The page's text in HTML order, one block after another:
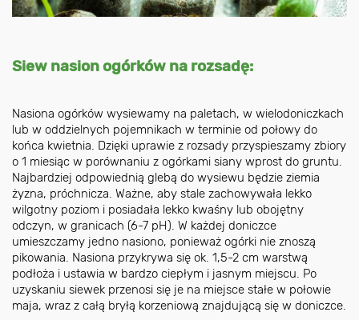
Siew nasion ogórków na rozsadę:
Nasiona ogórków wysiewamy na paletach, w wielodoniczkach
lub w oddzielnych pojemnikach w terminie od połowy do
końca kwietnia. Dzięki uprawie z rozsady przyspieszamy zbiory
o 1 miesiąc w porównaniu z ogórkami siany wprost do gruntu.
Najbardziej odpowiednią glebą do wysiewu będzie ziemia
żyzna, próchnicza. Ważne, aby stale zachowywała lekko
wilgotny poziom i posiadała lekko kwaśny lub obojętny
odczyn, w granicach (6-7 pH). W każdej doniczce
umieszczamy jedno nasiono, ponieważ ogórki nie znoszą
pikowania. Nasiona przykrywa się ok. 1,5-2 cm warstwą
podłoża i ustawia w bardzo ciepłym i jasnym miejscu. Po
uzyskaniu siewek przenosi się je na miejsce stałe w połowie
maja, wraz z całą bryłą korzeniową znajdującą się w doniczce.